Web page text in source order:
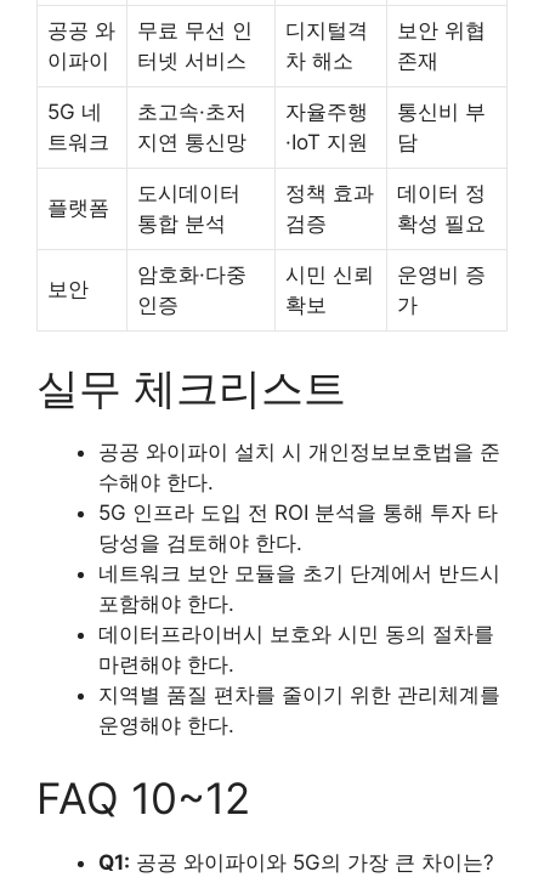
공공 와
이파이
무료 무선 인
터넷 서비스
디지털격
차 해소
보안 위협
존재
5G 네
트워크
초고속·초저
지연 통신망
자율주행
·IoT 지원
통신비 부
담
플랫폼
도시데이터
통합 분석
정책 효과
검증
데이터 정
확성 필요
보안
암호화·다중
인증
시민 신뢰
확보
운영비 증
가
실무 체크리스트
공공 와이파이 설치 시 개인정보보호법을 준
수해야 한다.
5G 인프라 도입 전 ROI 분석을 통해 투자 타
당성을 검토해야 한다.
네트워크 보안 모듈을 초기 단계에서 반드시
포함해야 한다.
데이터프라이버시 보호와 시민 동의 절차를
마련해야 한다.
지역별 품질 편차를 줄이기 위한 관리체계를
운영해야 한다.
FAQ 10~12
Q1: 공공 와이파이와 5G의 가장 큰 차이는?